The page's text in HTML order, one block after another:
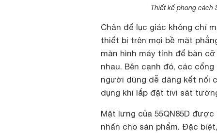
Thiết kế phong cách
Chân đế lục giác không chỉ
thiết bị trên mọi bề mặt
màn hình máy tính để bàn
nhau. Bên cạnh đó, các
người dùng dễ dàng kết nối
dụng khi lắp đặt tivi sát
Mặt lưng của 55QN85D
nhấn cho sản phẩm. Đặc